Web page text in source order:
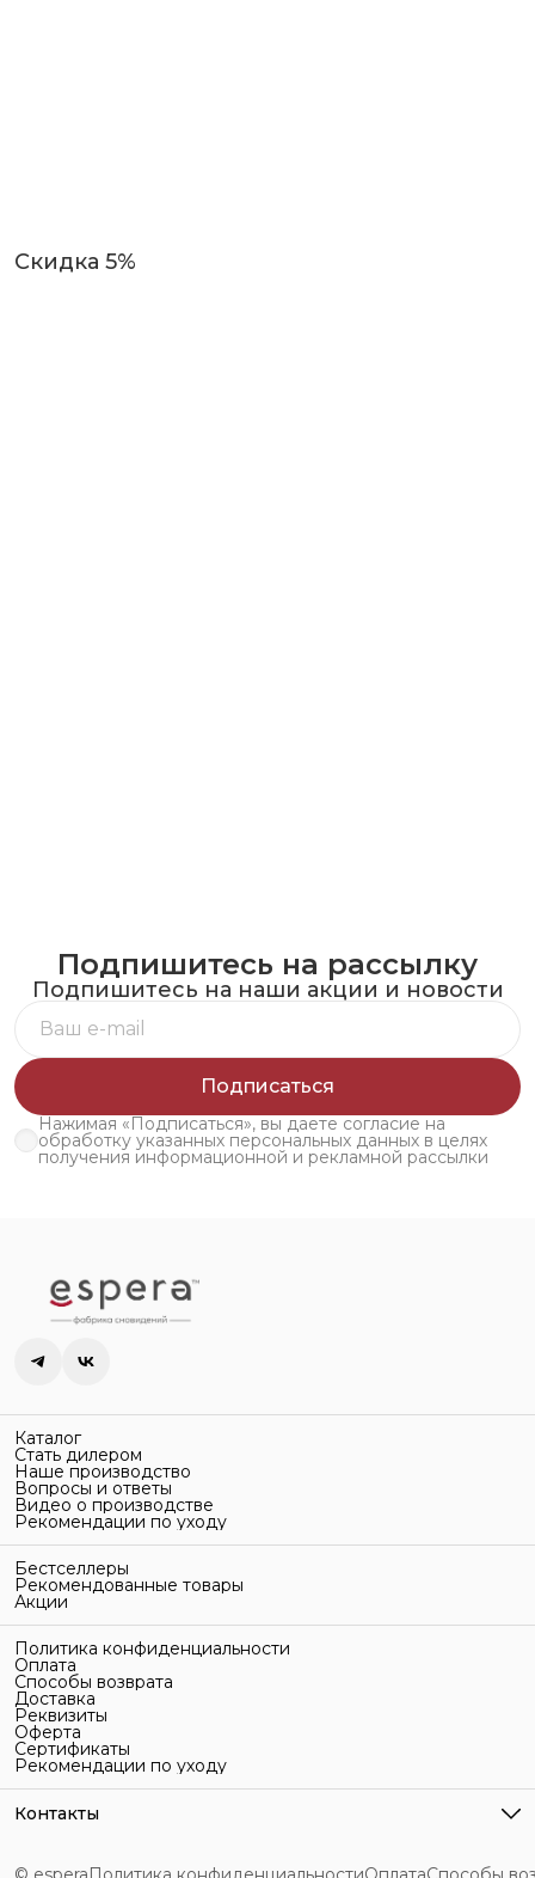
Скидка 5%
Подпишитесь на рассылку
Подпишитесь на наши акции и новости
Подписаться
Нажимая «Подписаться», вы даете согласие на
обработку указанных персональных данных в целях
получения информационной и рекламной рассылки
Каталог
Стать дилером
Наше производство
Вопросы и ответы
Видео о производстве
Рекомендации по уходу
Бестселлеры
Рекомендованные товары
Акции
Политика конфиденциальности
Оплата
Способы возврата
Доставка
Реквизиты
Оферта
Сертификаты
Рекомендации по уходу
Контакты